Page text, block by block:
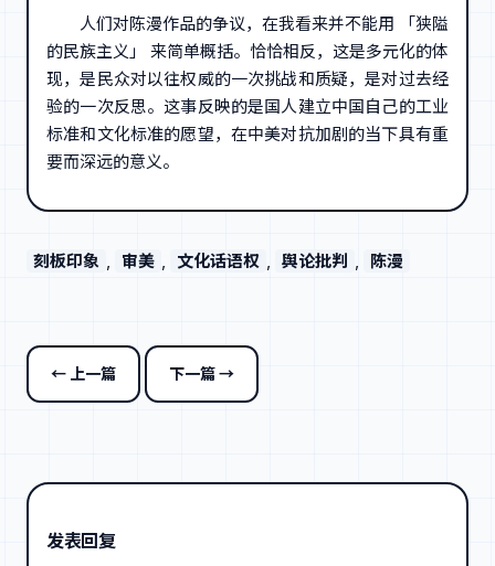
人们对陈漫作品的争议，在我看来并不能用 「狭隘
的民族主义」 来简单概括。恰恰相反，这是多元化的体
现，是民众对以往权威的一次挑战和质疑，是对过去经
验的一次反思。这事反映的是国人建立中国自己的工业
标准和文化标准的愿望，在中美对抗加剧的当下具有重
要而深远的意义。
刻板印象 , 审美 , 文化话语权 , 舆论批判 , 陈漫
← 上一篇 下一篇 →
发表回复